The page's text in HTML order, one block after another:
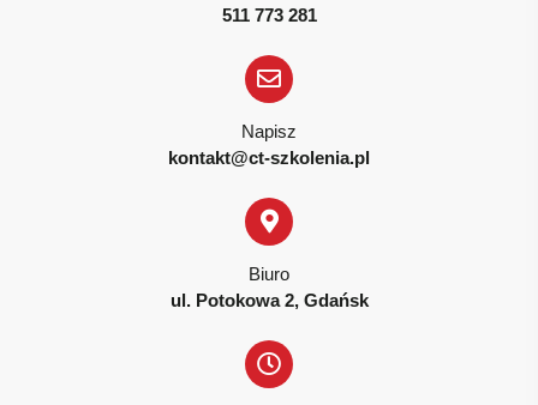
511 773 281
Napisz
kontakt@ct-szkolenia.pl
Biuro
ul. Potokowa 2, Gdańsk